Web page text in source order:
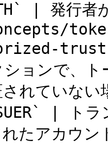
| 発行
trust-
ョンで、
されていな
| トラ
たアカウ